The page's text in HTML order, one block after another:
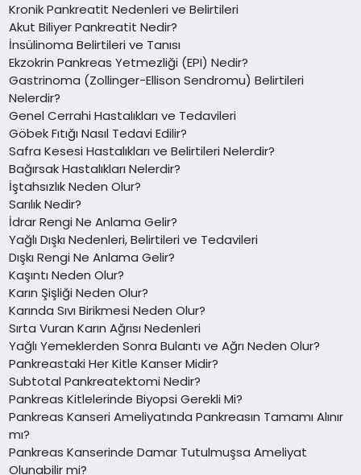
Kronik Pankreatit Nedenleri ve Belirtileri
Akut Biliyer Pankreatit Nedir?
İnsülinoma Belirtileri ve Tanısı
Ekzokrin Pankreas Yetmezliği (EPI) Nedir?
Gastrinoma (Zollinger-Ellison Sendromu) Belirtileri
Nelerdir?
Genel Cerrahi Hastalıkları ve Tedavileri
Göbek Fıtığı Nasıl Tedavi Edilir?
Safra Kesesi Hastalıkları ve Belirtileri Nelerdir?
Bağırsak Hastalıkları Nelerdir?
İştahsızlık Neden Olur?
Sarılık Nedir?
İdrar Rengi Ne Anlama Gelir?
Yağlı Dışkı Nedenleri, Belirtileri ve Tedavileri
Dışkı Rengi Ne Anlama Gelir?
Kaşıntı Neden Olur?
Karın Şişliği Neden Olur?
Karında Sıvı Birikmesi Neden Olur?
Sırta Vuran Karın Ağrısı Nedenleri
Yağlı Yemeklerden Sonra Bulantı ve Ağrı Neden Olur?
Pankreastaki Her Kitle Kanser Midir?
Subtotal Pankreatektomi Nedir?
Pankreas Kitlelerinde Biyopsi Gerekli Mi?
Pankreas Kanseri Ameliyatında Pankreasın Tamamı Alınır
mı?
Pankreas Kanserinde Damar Tutulmuşsa Ameliyat
Olunabilir mi?